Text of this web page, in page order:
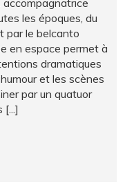
les époques, du
par le belcanto
en espace permet à
dramatiques
et les scènes
par un quatuor
[...]